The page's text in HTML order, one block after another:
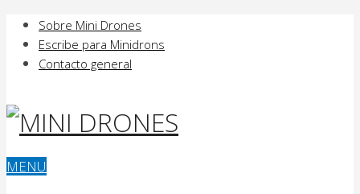
Sobre Mini Drones
Escribe para Minidrons
Contacto general
MENU